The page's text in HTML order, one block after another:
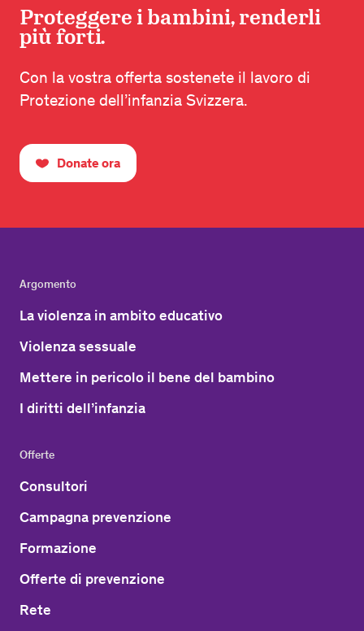
Proteggere i bambini, renderli
più forti.
Con la vostra offerta sostenete il lavoro di
Protezione dell’infanzia Svizzera.
Donate ora
Argomento
La violenza in ambito educativo
Violenza sessuale
Mettere in pericolo il bene del bambino
I diritti dell’infanzia
Offerte
Consultori
Campagna prevenzione
Formazione
Offerte di prevenzione
Rete